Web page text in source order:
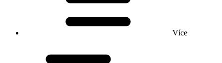
Více